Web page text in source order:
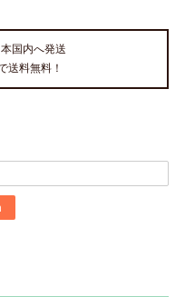
国内へ発送
送料無料！